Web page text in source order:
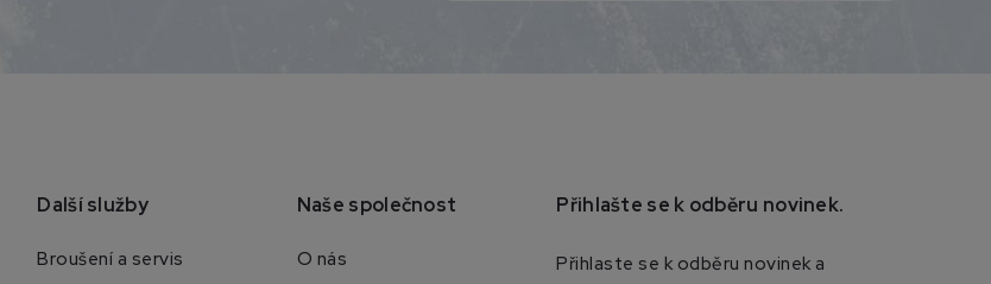
Další služby
Broušení a servis
Naše společnost
O nás
Přihlašte se k odběru novinek.
Přihlaste se k odběru novinek a